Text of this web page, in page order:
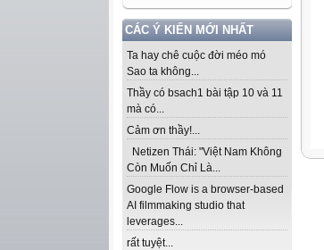
CÁC Ý KIẾN MỚI NHẤT
Ta hay chê cuộc đời méo mó
Sao ta không...
Thầy có bsach1 bài tập 10 và 11
mà có...
Cảm ơn thầy!...
Netizen Thái: "Việt Nam Không
Còn Muốn Chỉ Là...
Google Flow is a browser-based
AI filmmaking studio that
leverages...
rất tuyệt...